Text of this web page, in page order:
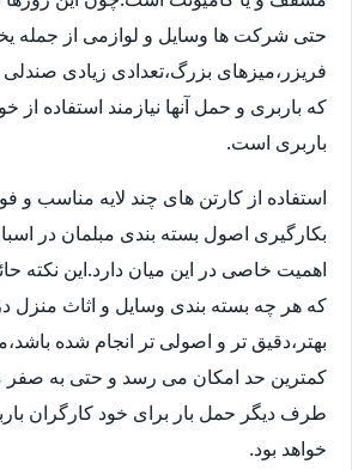
حتی شرکت ها وسایل و لوازمی از جمله
فریزر،میزهای بزرگ،تعدادی زیادی
که باربری و حمل آنها نیازمند استفاده از
باربری است.
استفاده از کارتن های چند لایه مناسب و
بکارگیری اصول بسته بندی مبلمان در
اهمیت خاصی در این میان دارد.این نکته
که هر چه بسته بندی وسایل و اثاث منزل
بهتر،دقیق تر و اصولی تر انجام شده
کمترین حد امکان می رسد و حتی به صفر
طرف دیگر حمل بار برای خود کارگران
خواهد بود.